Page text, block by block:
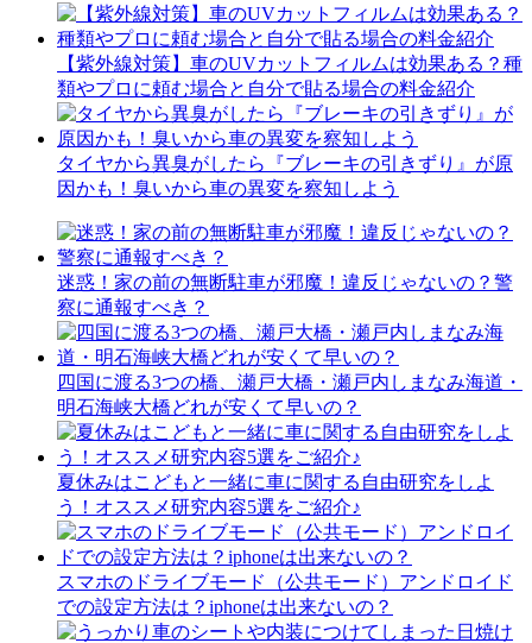
【紫外線対策】車のUVカットフィルムは効果ある？種
類やプロに頼む場合と自分で貼る場合の料金紹介
タイヤから異臭がしたら『ブレーキの引きずり』が原
因かも！臭いから車の異変を察知しよう
迷惑！家の前の無断駐車が邪魔！違反じゃないの？警
察に通報すべき？
四国に渡る3つの橋、瀬戸大橋・瀬戸内しまなみ海道・
明石海峡大橋どれが安くて早いの？
夏休みはこどもと一緒に車に関する自由研究をしよ
う！オススメ研究内容5選をご紹介♪
スマホのドライブモード（公共モード）アンドロイド
での設定方法は？iphoneは出来ないの？